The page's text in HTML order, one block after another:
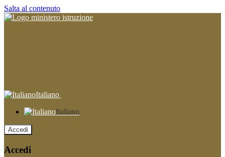
Salta al contenuto
Italiano
Italiano
Accedi
Accedi